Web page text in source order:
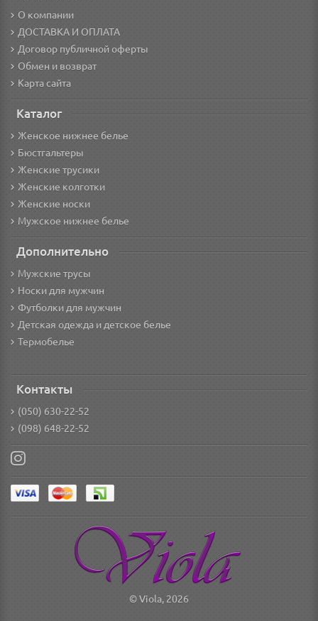
О компании
ДОСТАВКА И ОПЛАТА
Договор публичной оферты
Обмен и возврат
Карта сайта
Каталог
Женское нижнее белье
Бюстгальтеры
Женские трусики
Женские колготки
Женские носки
Мужское нижнее белье
Дополнительно
Мужские трусы
Носки для мужчин
Футболки для мужчин
Детская одежда и детское белье
Термобелье
Контакты
(050) 630-22-52
(098) 648-22-52
© Viola, 2026